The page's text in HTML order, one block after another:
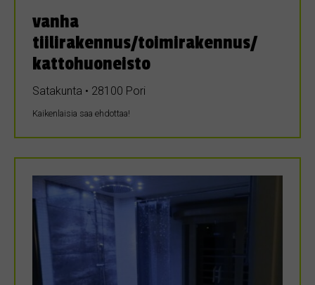
vanha
tiilirakennus/toimirakennus/
kattohuoneisto
Satakunta • 28100 Pori
Kaikenlaisia saa ehdottaa!